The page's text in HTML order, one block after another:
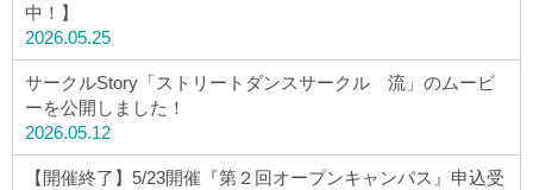
中！】
2026.05.25
サークルStory「ストリートダンスサークル 流」のムービ
ーを公開しました！
2026.05.12
【開催終了】5/23開催『第２回オープンキャンパス』申込受